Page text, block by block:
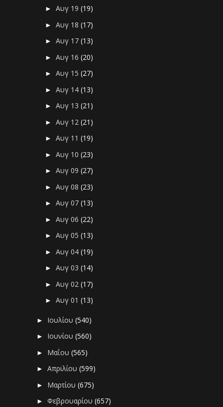
►Αυγ 19(19)
►Αυγ 18(17)
►Αυγ 17(13)
►Αυγ 16(20)
►Αυγ 15(27)
►Αυγ 14(13)
►Αυγ 13(21)
►Αυγ 12(21)
►Αυγ 11(19)
►Αυγ 10(23)
►Αυγ 09(27)
►Αυγ 08(23)
►Αυγ 07(13)
►Αυγ 06(22)
►Αυγ 05(13)
►Αυγ 04(19)
►Αυγ 03(14)
►Αυγ 02(17)
►Αυγ 01(13)
► Ιουλίου(540)
► Ιουνίου(560)
► Μαΐου(565)
►Απριλίου(599)
► Μαρτίου(675)
►Φεβρουαρίου(657)